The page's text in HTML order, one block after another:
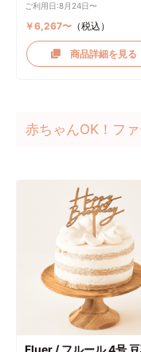
ご利用日:8月24日〜
￥6,267〜（税込）
商品詳細を見る
赤ちゃんOK！フ
Fluer / フルール 4号 豆乳ク